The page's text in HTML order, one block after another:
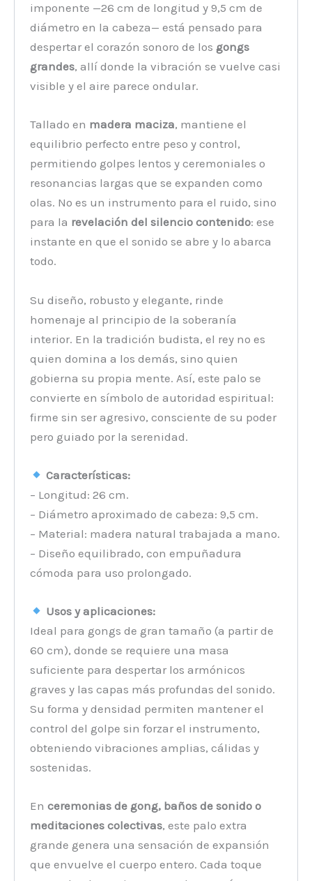
imponente —26 cm de longitud y 9,5 cm de
diámetro en la cabeza— está pensado para
despertar el corazón sonoro de los gongs
grandes, allí donde la vibración se vuelve casi
visible y el aire parece ondular.
Tallado en madera maciza, mantiene el
equilibrio perfecto entre peso y control,
permitiendo golpes lentos y ceremoniales o
resonancias largas que se expanden como
olas. No es un instrumento para el ruido, sino
para la revelación del silencio contenido: ese
instante en que el sonido se abre y lo abarca
todo.
Su diseño, robusto y elegante, rinde
homenaje al principio de la soberanía
interior. En la tradición budista, el rey no es
quien domina a los demás, sino quien
gobierna su propia mente. Así, este palo se
convierte en símbolo de autoridad espiritual:
firme sin ser agresivo, consciente de su poder
pero guiado por la serenidad.
Características:
– Longitud: 26 cm.
– Diámetro aproximado de cabeza: 9,5 cm.
– Material: madera natural trabajada a mano.
– Diseño equilibrado, con empuñadura
cómoda para uso prolongado.
Usos y aplicaciones:
Ideal para gongs de gran tamaño (a partir de
60 cm), donde se requiere una masa
suficiente para despertar los armónicos
graves y las capas más profundas del sonido.
Su forma y densidad permiten mantener el
control del golpe sin forzar el instrumento,
obteniendo vibraciones amplias, cálidas y
sostenidas.
Enceremonias de gong, baños de sonido o
meditaciones colectivas, este palo extra
grande genera una sensación de expansión
que envuelve el cuerpo entero. Cada toque